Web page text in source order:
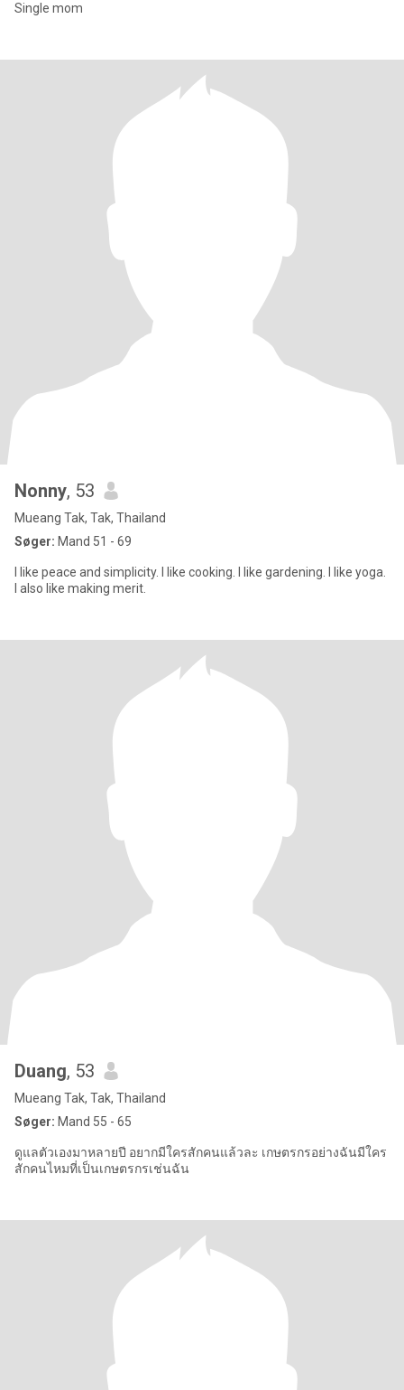
Single mom
Nonny, 53
Mueang Tak, Tak, Thailand
Søger: Mand 51 - 69
I like peace and simplicity. I like cooking. I like gardening. I like yoga.
I also like making merit.
Duang, 53
Mueang Tak, Tak, Thailand
Søger: Mand 55 - 65
ดูแลตัวเองมาหลายปี อยากมีใครสักคนแล้วละ เกษตรกรอย่างฉันมีใคร
สักคนไหมที่เป็นเกษตรกรเช่นฉัน